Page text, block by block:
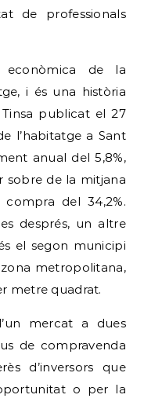
de professionals
econòmica de la
i és una història
publicat el 27
l’habitatge a Sant
anual del 5,8%,
sobre de la mitjana
del 34,2%.
després, un altre
el segon municipi
metropolitana,
metre quadrat.
mercat a dues
de compravenda
d’inversors que
o per la